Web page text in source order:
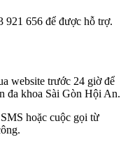
921 656 để được hỗ trợ.
website trước 24 giờ để
đa khoa Sài Gòn Hội An.
hoặc cuộc gọi từ